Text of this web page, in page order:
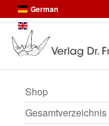
German
Shop
Gesamtverzeichnis